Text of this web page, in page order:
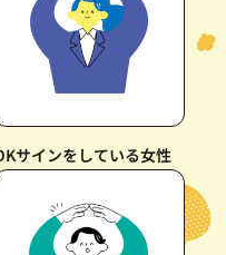
サインをしている女性